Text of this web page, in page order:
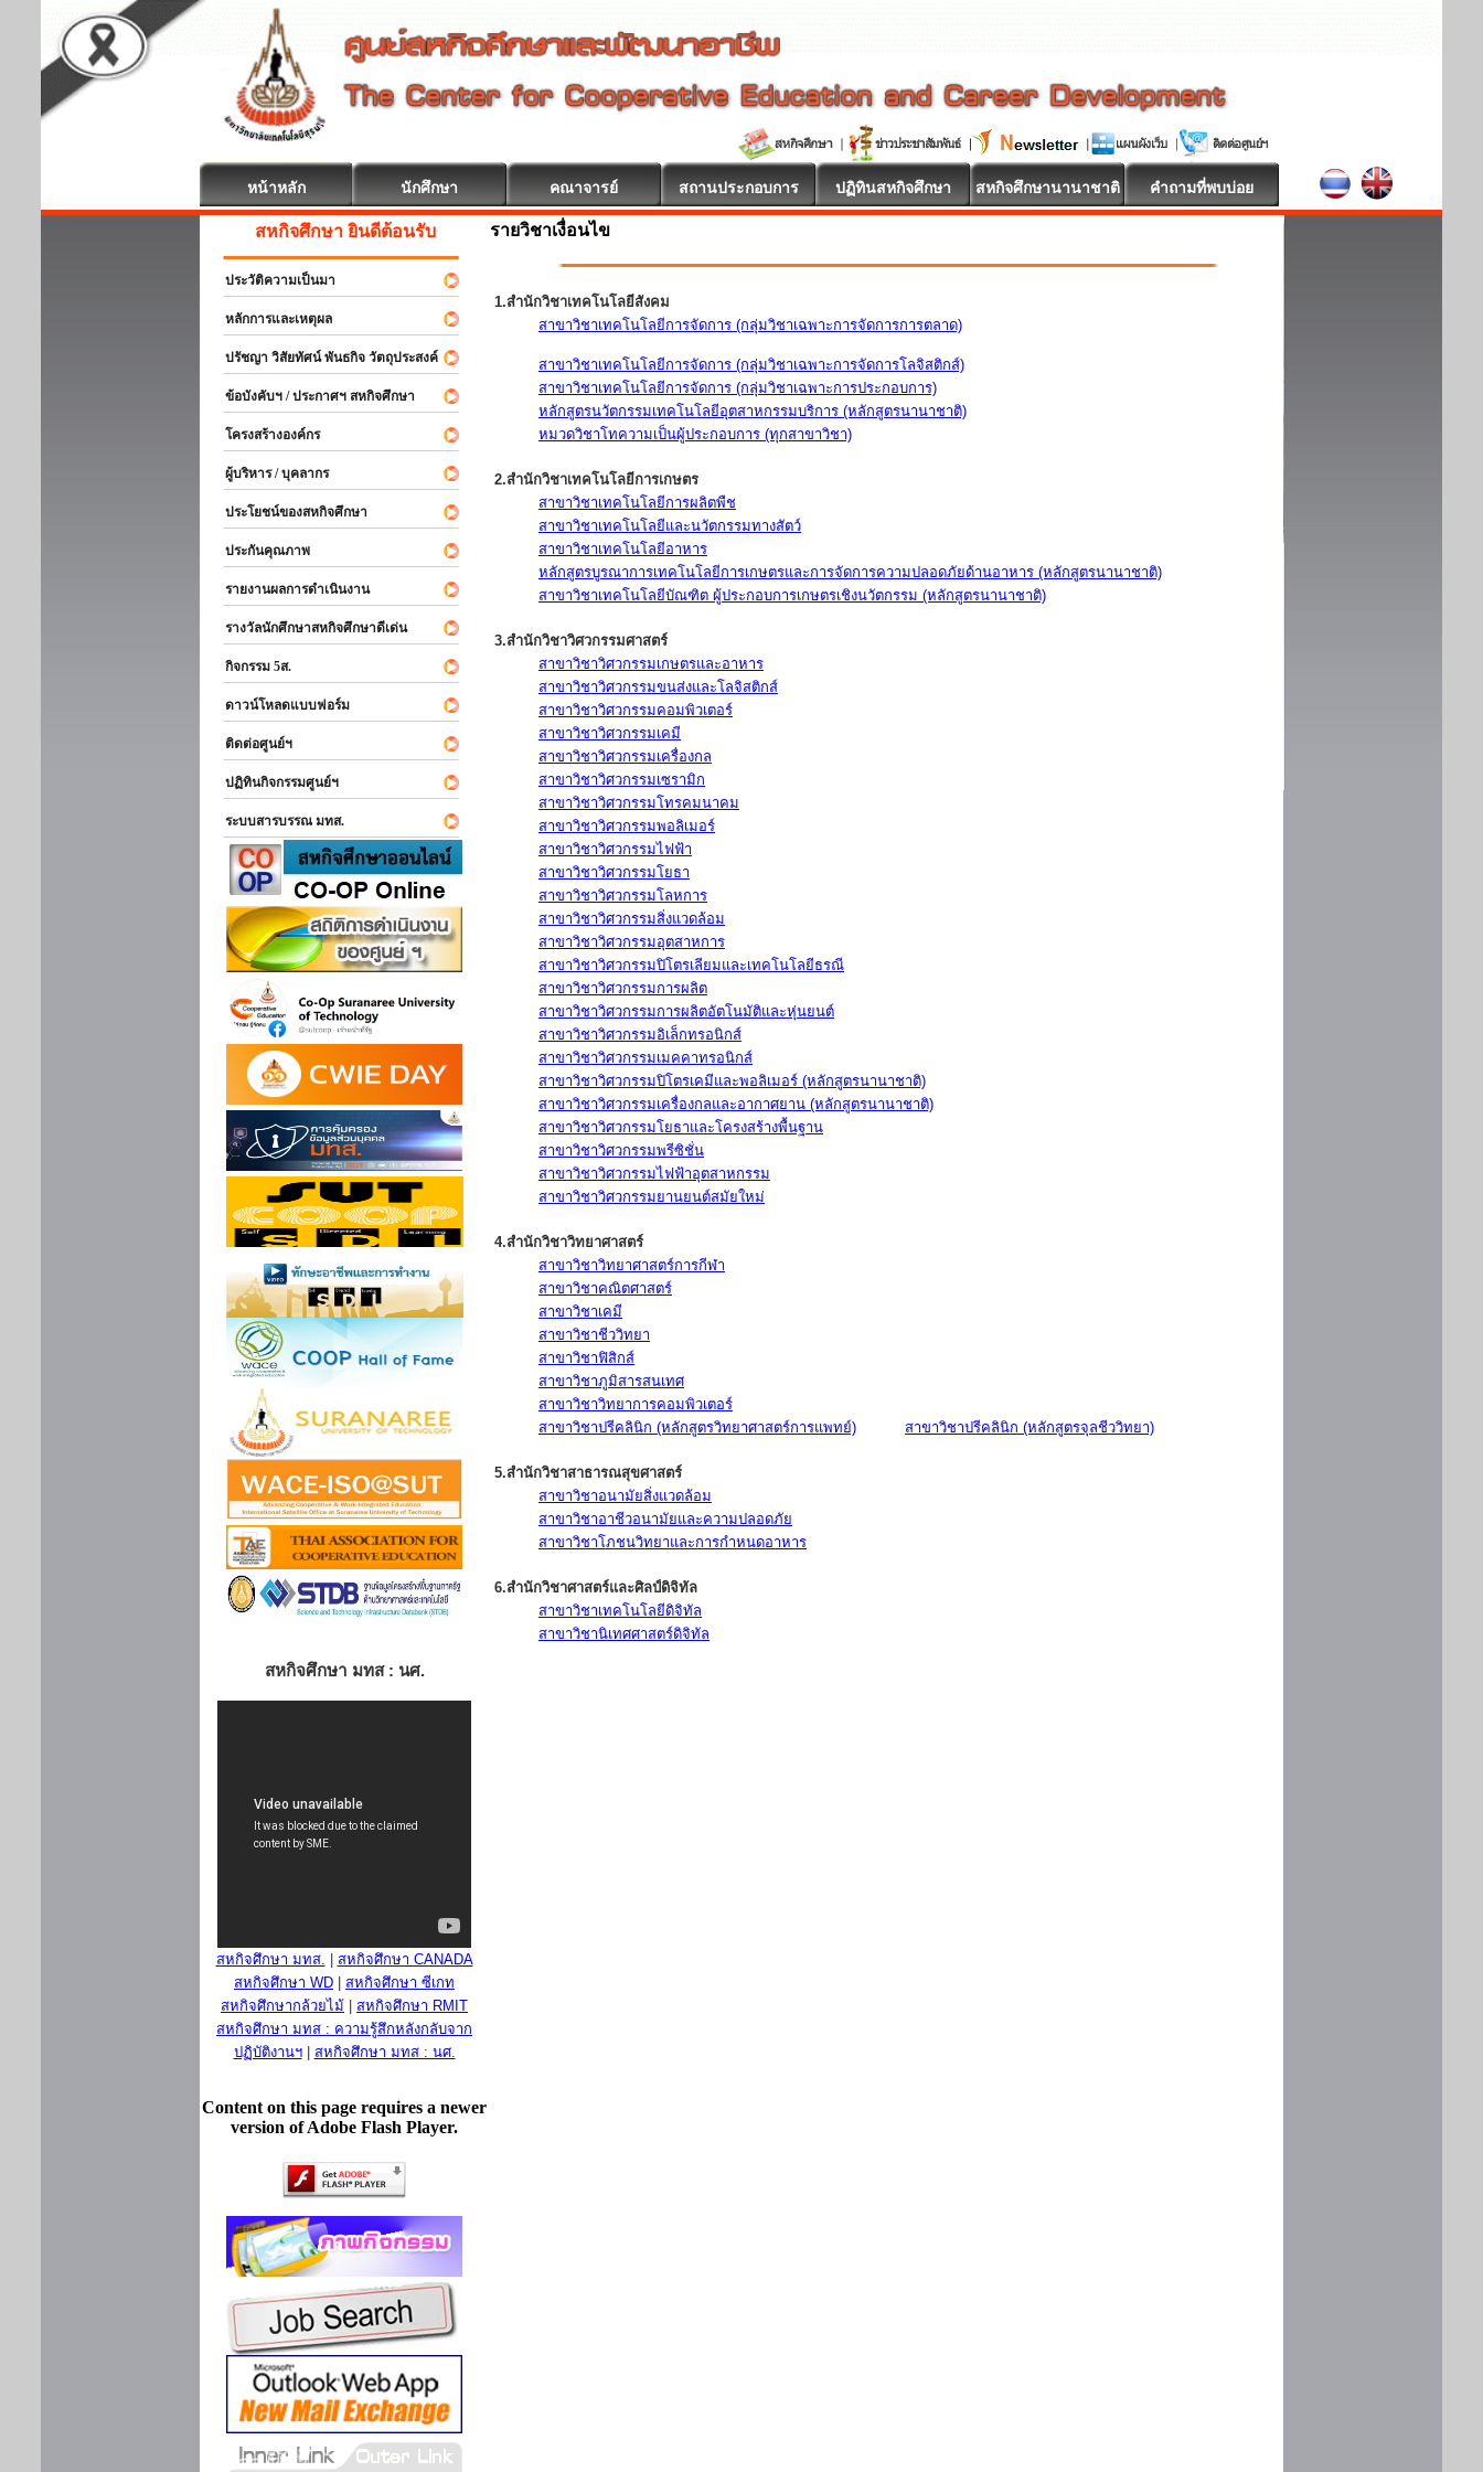
หน้าหลัก นักศึกษา คณาจารย์ สถานประกอบการ ปฏิทินสหกิจศึกษา สหกิจศึกษานานาชาติ คำถามที่พบบ่อย
สหกิจศึกษา ยินดีต้อนรับ
ประวัติความเป็นมา
หลักการและเหตุผล
ปรัชญา วิสัยทัศน์ พันธกิจ วัตถุประสงค์
ข้อบังคับฯ / ประกาศฯ สหกิจศึกษา
โครงสร้างองค์กร
ผู้บริหาร / บุคลากร
ประโยชน์ของสหกิจศึกษา
ประกันคุณภาพ
รายงานผลการดำเนินงาน
รางวัลนักศึกษาสหกิจศึกษาดีเด่น
กิจกรรม 5ส.
ดาวน์โหลดแบบฟอร์ม
ติดต่อศูนย์ฯ
ปฏิทินกิจกรรมศูนย์ฯ
ระบบสารบรรณ มทส.
สหกิจศึกษา มทส : นศ.
สหกิจศึกษา มทส.
สหกิจศึกษา CANADA
สหกิจศึกษา WD
สหกิจศึกษา ซีเกท
สหกิจศึกษากล้วยไม้
สหกิจศึกษา RMIT
สหกิจศึกษา มทส : ความรู้สึกหลังกลับจาก
ปฏิบัติงานฯ| สหกิจศึกษา มทส : นศ.
Content on this page requires a newer
version of Adobe Flash Player.
รายวิชาเงื่อนไข
1.สำนักวิชาเทคโนโลยีสังคม
สาขาวิชาเทคโนโลยีการจัดการ (กลุ่มวิชาเฉพาะการจัดการการตลาด)
สาขาวิชาเทคโนโลยีการจัดการ (กลุ่มวิชาเฉพาะการจัดการโลจิสติกส์)
สาขาวิชาเทคโนโลยีการจัดการ (กลุ่มวิชาเฉพาะการประกอบการ)
หลักสูตรนวัตกรรมเทคโนโลยีอุตสาหกรรมบริการ (หลักสูตรนานาชาติ)
หมวดวิชาโทความเป็นผู้ประกอบการ (ทุกสาขาวิชา)
2.สำนักวิชาเทคโนโลยีการเกษตร
สาขาวิชาเทคโนโลยีการผลิตพืช
สาขาวิชาเทคโนโลยีและนวัตกรรมทางสัตว์
สาขาวิชาเทคโนโลยีอาหาร
หลักสูตรบูรณาการเทคโนโลยีการเกษตรและการจัดการความปลอดภัยด้านอาหาร (หลักสูตรนานาชาติ)
สาขาวิชาเทคโนโลยีบัณฑิต ผู้ประกอบการเกษตรเชิงนวัตกรรม (หลักสูตรนานาชาติ)
3.สำนักวิชาวิศวกรรมศาสตร์
สาขาวิชาวิศวกรรมเกษตรและอาหาร
สาขาวิชาวิศวกรรมขนส่งและโลจิสติกส์
สาขาวิชาวิศวกรรมคอมพิวเตอร์
สาขาวิชาวิศวกรรมเคมี
สาขาวิชาวิศวกรรมเครื่องกล
สาขาวิชาวิศวกรรมเซรามิก
สาขาวิชาวิศวกรรมโทรคมนาคม
สาขาวิชาวิศวกรรมพอลิเมอร์
สาขาวิชาวิศวกรรมไฟฟ้า
สาขาวิชาวิศวกรรมโยธา
สาขาวิชาวิศวกรรมโลหการ
สาขาวิชาวิศวกรรมสิ่งแวดล้อม
สาขาวิชาวิศวกรรมอุตสาหการ
สาขาวิชาวิศวกรรมปิโตรเลียมและเทคโนโลยีธรณี
สาขาวิชาวิศวกรรมการผลิต
สาขาวิชาวิศวกรรมการผลิตอัตโนมัติและหุ่นยนต์
สาขาวิชาวิศวกรรมอิเล็กทรอนิกส์
สาขาวิชาวิศวกรรมเมคคาทรอนิกส์
สาขาวิชาวิศวกรรมปิโตรเคมีและพอลิเมอร์ (หลักสูตรนานาชาติ)
สาขาวิชาวิศวกรรมเครื่องกลและอากาศยาน (หลักสูตรนานาชาติ)
สาขาวิชาวิศวกรรมโยธาและโครงสร้างพื้นฐาน
สาขาวิชาวิศวกรรมพรีซิชั่น
สาขาวิชาวิศวกรรมไฟฟ้าอุตสาหกรรม
สาขาวิชาวิศวกรรมยานยนต์สมัยใหม่
4.สำนักวิชาวิทยาศาสตร์
สาขาวิชาวิทยาศาสตร์การกีฬา
สาขาวิชาคณิตศาสตร์
สาขาวิชาเคมี
สาขาวิชาชีววิทยา
สาขาวิชาฟิสิกส์
สาขาวิชาภูมิสารสนเทศ
สาขาวิชาวิทยาการคอมพิวเตอร์
สาขาวิชาปรีคลินิก (หลักสูตรวิทยาศาสตร์การแพทย์)
สาขาวิชาปรีคลินิก (หลักสูตรจุลชีววิทยา)
5.สำนักวิชาสาธารณสุขศาสตร์
สาขาวิชาอนามัยสิ่งแวดล้อม
สาขาวิชาอาชีวอนามัยและความปลอดภัย
สาขาวิชาโภชนวิทยาและการกำหนดอาหาร
6.สำนักวิชาศาสตร์และศิลป์ดิจิทัล
สาขาวิชาเทคโนโลยีดิจิทัล
สาขาวิชานิเทศศาสตร์ดิจิทัล